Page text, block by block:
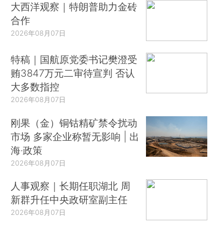
大西洋观察｜特朗普助力金砖
合作
2026年08月07日
特稿｜国航原党委书记樊澄受
贿3847万元二审待宣判 否认
大多数指控
2026年08月07日
刚果（金）铜钴精矿禁令扰动
市场 多家企业称暂无影响 | 出
海·政策
2026年08月07日
人事观察｜长期任职湖北 周
新群升任中央政研室副主任
2026年08月07日